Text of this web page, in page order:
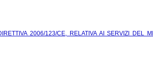
2006/123/CE, RELATIVA AI SERVIZI DEL